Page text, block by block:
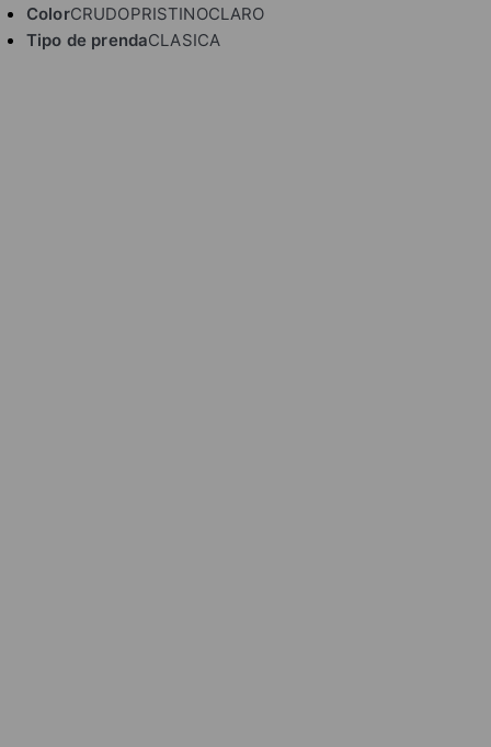
ColorCRUDOPRISTINOCLARO
Tipo de prendaCLASICA